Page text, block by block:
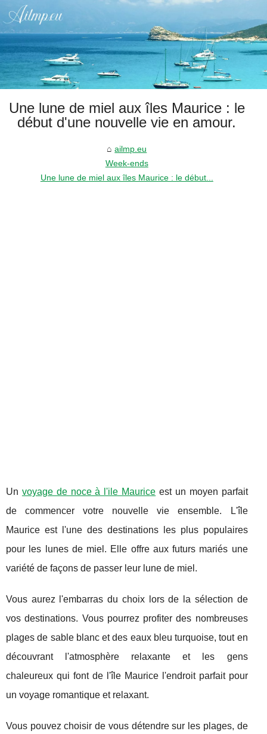
Une lune de miel aux îles Maurice : le
début d'une nouvelle vie en amour.
ailmp.eu
Week-ends
Une lune de miel aux îles Maurice : le début...
Un voyage de noce à l'ile Maurice est un moyen parfait
de commencer votre nouvelle vie ensemble. L'île
Maurice est l'une des destinations les plus populaires
pour les lunes de miel. Elle offre aux futurs mariés une
variété de façons de passer leur lune de miel.
Vous aurez l'embarras du choix lors de la sélection de
vos destinations. Vous pourrez profiter des nombreuses
plages de sable blanc et des eaux bleu turquoise, tout en
découvrant l'atmosphère relaxante et les gens
chaleureux qui font de l'île Maurice l'endroit parfait pour
un voyage romantique et relaxant.
Vous pouvez choisir de vous détendre sur les plages, de